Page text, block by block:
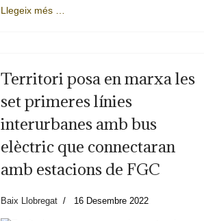
Llegeix més …
Territori posa en marxa les
set primeres línies
interurbanes amb bus
elèctric que connectaran
amb estacions de FGC
Baix Llobregat 16 Desembre 2022